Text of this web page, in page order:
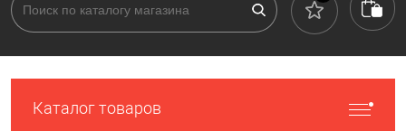
Каталог товаров